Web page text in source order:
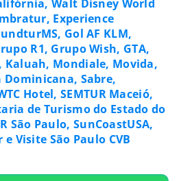
Walt Disney World
Experience
Gol AF KLM,
R1, Grupo Wish, GTA,
Mondiale, Movida,
Dominicana, Sabre,
Hotel, SEMTUR Maceió,
de Turismo do Estado do
São Paulo, SunCoastUSA,
Visite São Paulo CVB